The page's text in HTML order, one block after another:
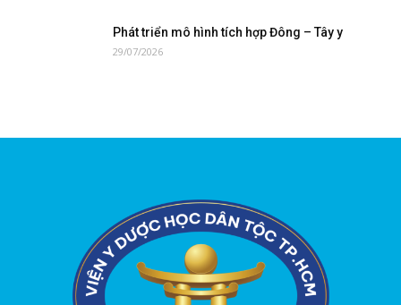
Phát triển mô hình tích hợp Đông – Tây y
29/07/2026